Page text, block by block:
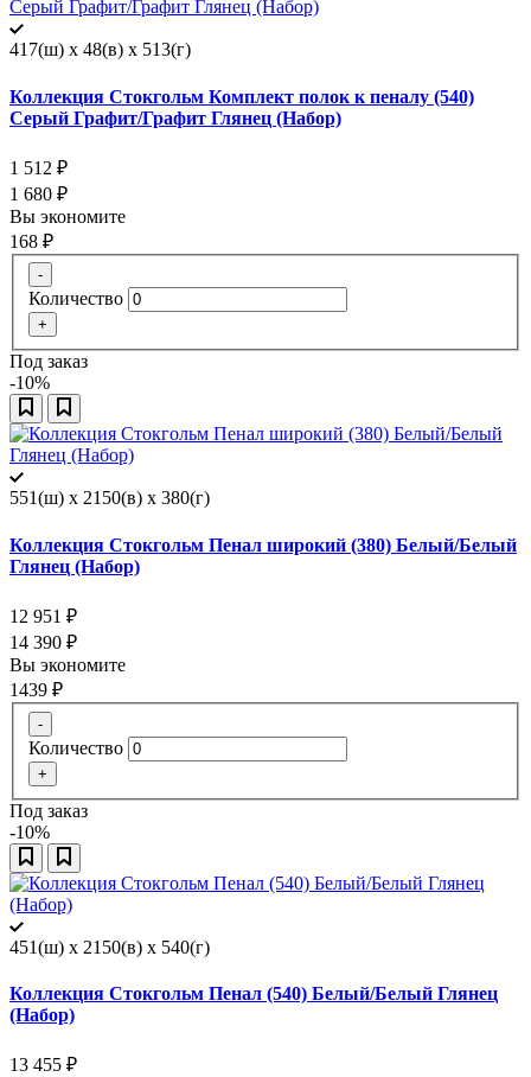
417(ш) x 48(в) x 513(г)
Коллекция Стокгольм Комплект полок к пеналу (540)
Серый Графит/Графит Глянец (Набор)
1 512 ₽
1 680 ₽
Вы экономите
168 ₽
-
Количество
+
Под заказ
-10%
551(ш) x 2150(в) x 380(г)
Коллекция Стокгольм Пенал широкий (380) Белый/Белый
Глянец (Набор)
12 951 ₽
14 390 ₽
Вы экономите
1439 ₽
-
Количество
+
Под заказ
-10%
451(ш) x 2150(в) x 540(г)
Коллекция Стокгольм Пенал (540) Белый/Белый Глянец
(Набор)
13 455 ₽